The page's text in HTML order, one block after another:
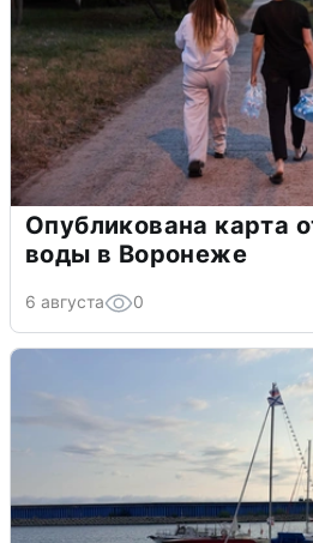
Опубликована карта
воды в Воронеже
6 августа 0